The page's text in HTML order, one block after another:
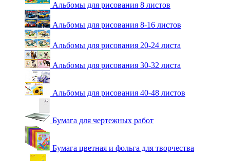
Альбомы для рисования 8 листов
Альбомы для рисования 8-16 листов
Альбомы для рисования 20-24 листа
Альбомы для рисования 30-32 листа
Альбомы для рисования 40-48 листов
Бумага для чертежных работ
Бумага цветная и фольга для творчества